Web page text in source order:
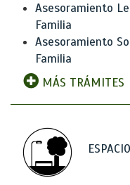
Asesoramiento
Familia
Asesoramiento
Familia
MÁS TRÁMITES